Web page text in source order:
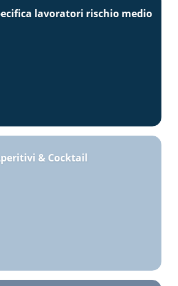
lavoratori rischio medio
& Cocktail